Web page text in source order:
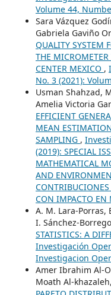
Volume 44,
Sara Vázquez
Gabriela Gaviño
QUALITY SYSTEM
THE
CENTER MEXICO ,
No. 3 (2021):
Usman Shahzad,
Amelia Victoria
EFFICIENT
MEAN
SAMPLING ,
(2019): SPECIAL
MATHEMATICAL
AND
CON IMPACTO
A. M. Lara-Porras,
I. Sánchez-
STATISTICS: A
Investigación
Investigacion
Amer Ibrahim Al-
Moath Al-khazaleh,